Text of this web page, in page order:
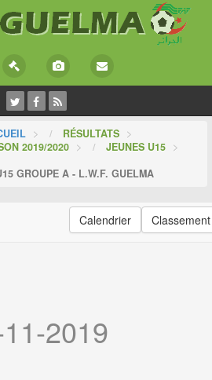
> RÉSULTATS >
2019/2020 > JEUNES U15 >
GROUPE A - L.W.F. GUELMA
Calendrier Classement
2019